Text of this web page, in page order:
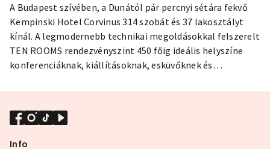
A Budapest szívében, a Dunától pár percnyi sétára fekvő
Kempinski Hotel Corvinus 314 szobát és 37 lakosztályt
kínál. A legmodernebb technikai megoldásokkal felszerelt
TEN ROOMS rendezvényszint 450 főig ideális helyszíne
konferenciáknak, kiállításoknak, esküvőknek és
Info